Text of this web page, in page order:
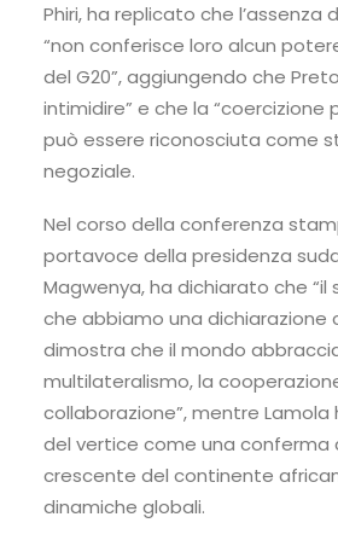
Phiri, ha replicato che l’assenza
“non conferisce loro alcun
del G20”, aggiungendo che
intimidire” e che la “coercizione
può essere riconosciuta come
negoziale.
Nel corso della conferenza
portavoce della presidenza
Magwenya, ha dichiarato che
che abbiamo una dichiarazione
dimostra che il mondo
multilateralismo, la
collaborazione”, mentre Lamola
del vertice come una conferma
crescente del continente
dinamiche globali.